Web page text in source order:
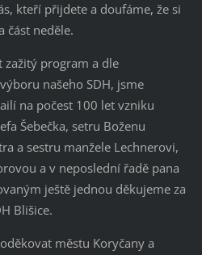
kteří přijdete a doufáme, že si
část neděle.
zažitý program a dle
našeho SDH, jsme
na počest 100 let vzniku
Šebečka, setru Boženu
a sestru manžele Lechnerovi,
a v neposlední řadě pana
ještě jednou děkujeme za
Blišice.
městu Koryčany a